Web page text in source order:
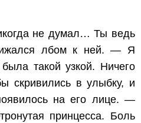
не думал… Ты ведь
лбом к ней. — Я
такой узкой. Ничего
скривились в улыбку, и
на его лице. —
принцесса. Боль